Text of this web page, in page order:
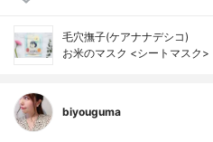
毛穴撫子(ケアナナデシコ)
お米のマスク <シートマスク>
biyouguma